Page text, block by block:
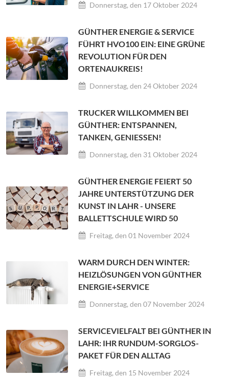
Donnerstag, den 17 Oktober 2024
GÜNTHER ENERGIE & SERVICE
FÜHRT HVO100 EIN: EINE GRÜNE
REVOLUTION FÜR DEN
ORTENAUKREIS!
Donnerstag, den 24 Oktober 2024
TRUCKER WILLKOMMEN BEI
GÜNTHER: ENTSPANNEN,
TANKEN, GENIESSEN!
Donnerstag, den 31 Oktober 2024
GÜNTHER ENERGIE FEIERT 50
JAHRE UNTERSTÜTZUNG DER
KUNST IN LAHR - UNSERE
BALLETTSCHULE WIRD 50
Freitag, den 01 November 2024
WARM DURCH DEN WINTER:
HEIZLÖSUNGEN VON GÜNTHER
ENERGIE+SERVICE
Donnerstag, den 07 November 2024
SERVICEVIELFALT BEI GÜNTHER IN
LAHR: IHR RUNDUM-SORGLOS-
PAKET FÜR DEN ALLTAG
Freitag, den 15 November 2024